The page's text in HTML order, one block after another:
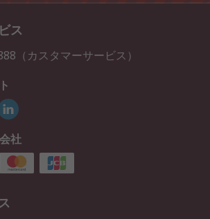
ス
（カスタマーサービス）
社